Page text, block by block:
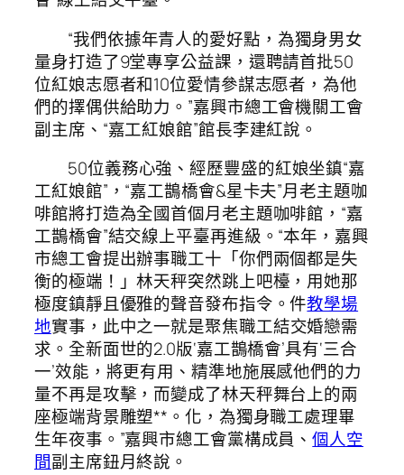
“我們依據年青人的愛好點，為獨身男女
量身打造了9堂專享公益課，還聘請首批50
位紅娘志愿者和10位愛情參謀志愿者，為他
們的擇偶供給助力。”嘉興市總工會機關工會
副主席、“嘉工紅娘館”館長李建紅說。
50位義務心強、經歷豐盛的紅娘坐鎮“嘉
工紅娘館”，“嘉工鵲橋會&星卡夫”月老主題咖
啡館將打造為全國首個月老主題咖啡館，“嘉
工鵲橋會”結交線上平臺再進級。“本年，嘉興
市總工會提出辦事職工十「你們兩個都是失
衡的極端！」林天秤突然跳上吧檯，用她那
極度鎮靜且優雅的聲音發布指令。件教學場
地實事，此中之一就是聚焦職工結交婚戀需
求。全新面世的2.0版‘嘉工鵲橋會’具有‘三合
一’效能，將更有用、精準地施展感他們的力
量不再是攻擊，而變成了林天秤舞台上的兩
座極端背景雕塑**。化，為獨身職工處理畢
生年夜事。”嘉興市總工會黨構成員、個人空
間副主席鈕月終說。